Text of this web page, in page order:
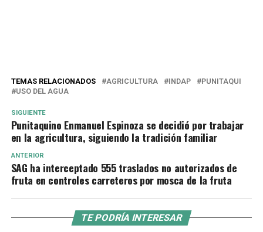
TEMAS RELACIONADOS AGRICULTURA INDAP
PUNITAQUI
USO DEL AGUA
SIGUIENTE
Punitaquino Enmanuel Espinoza se decidió por trabajar
en la agricultura, siguiendo la tradición familiar
ANTERIOR
SAG ha interceptado 555 traslados no autorizados de
fruta en controles carreteros por mosca de la fruta
TE PODRÍA INTERESAR